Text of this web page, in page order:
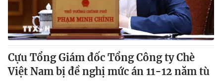
Thị trường
Tư vấn
Lịch phát sóng
Chuyên mục khác
Emagazine Podcast
Cựu Tổng Giám đốc Tổng Công ty Chè
Việt Nam bị đề nghị mức án 11-12 năm tù